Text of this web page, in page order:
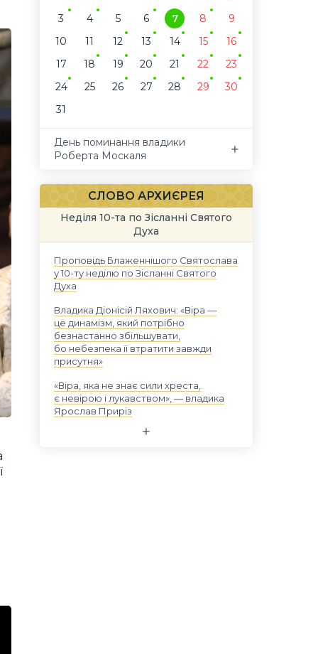
3
4 5 6 7 8
9
10
11 12 13 14 15
16
17
18 19 20 21 22
23
24
25 26 27 28 29
30
31
День поминання владики
Роберта Москаля
СЛОВО АРХИЄРЕЯ
Неділя 10-та по Зісланні Святого
Духа
Проповідь Блаженнішого Святослава
у 10-ту неділю по Зісланні Святого
Духа
Владика Діонісій Ляхович: «Віра —
це динамізм, який потрібно
безнастанно збільшувати,
бо небезпека її втратити завжди
присутня»
«Віра, яка не знає сили хреста,
є невірою і лукавством», — владика
Ярослав Приріз